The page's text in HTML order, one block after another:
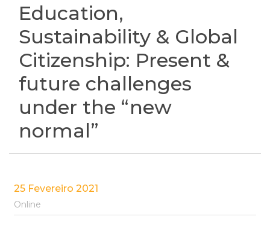
Education,
Sustainability & Global
Citizenship: Present &
future challenges
under the “new
normal”
25 Fevereiro 2021
Online